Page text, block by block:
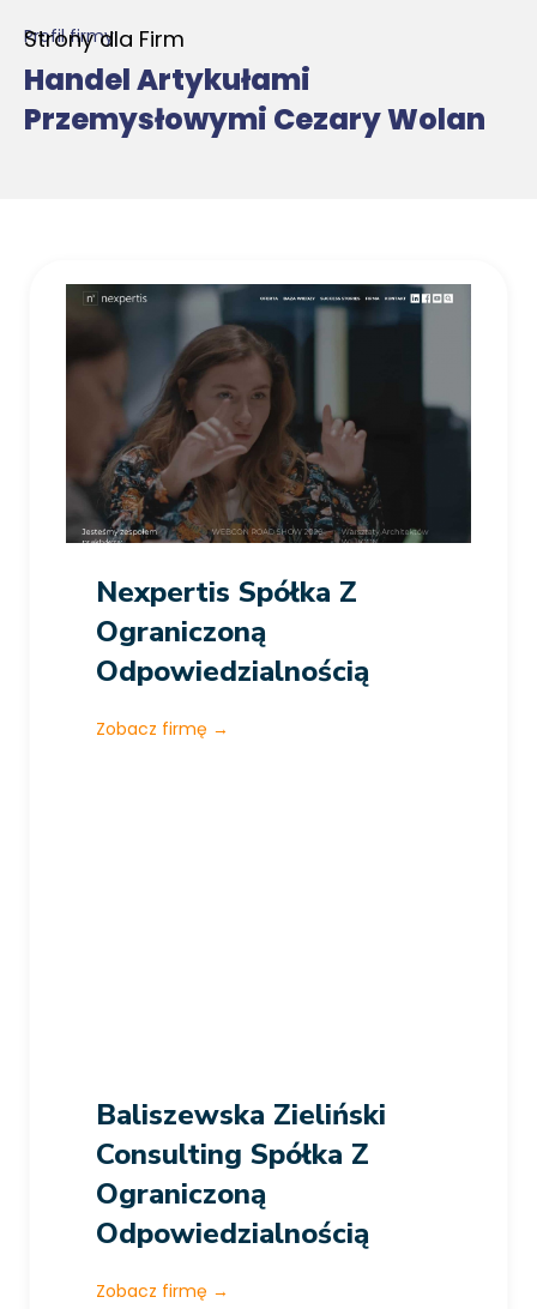
Strony dla Firm
Profil firmy
Handel Artykułami
Przemysłowymi Cezary Wolan
Nexpertis Spółka Z
Ograniczoną
Odpowiedzialnością
Zobacz firmę →
Baliszewska Zieliński
Consulting Spółka Z
Ograniczoną
Odpowiedzialnością
Zobacz firmę →